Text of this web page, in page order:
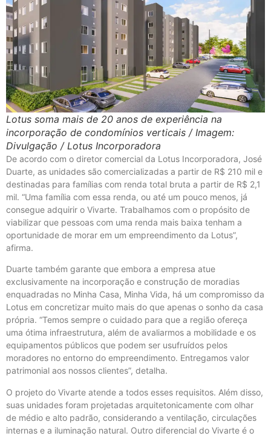
Lotus soma mais de 20 anos de experiência na
incorporação de condomínios verticais / Imagem:
Divulgação / Lotus Incorporadora
De acordo com o diretor comercial da Lotus Incorporadora, José
Duarte, as unidades são comercializadas a partir de R$ 210 mil e
destinadas para famílias com renda total bruta a partir de R$ 2,1
mil. “Uma família com essa renda, ou até um pouco menos, já
consegue adquirir o Vivarte. Trabalhamos com o propósito de
viabilizar que pessoas com uma renda mais baixa tenham a
oportunidade de morar em um empreendimento da Lotus”,
afirma.
Duarte também garante que embora a empresa atue
exclusivamente na incorporação e construção de moradias
enquadradas no Minha Casa, Minha Vida, há um compromisso da
Lotus em concretizar muito mais do que apenas o sonho da casa
própria. “Temos sempre o cuidado para que a região ofereça
uma ótima infraestrutura, além de avaliarmos a mobilidade e os
equipamentos públicos que podem ser usufruídos pelos
moradores no entorno do empreendimento. Entregamos valor
patrimonial aos nossos clientes”, detalha.
O projeto do Vivarte atende a todos esses requisitos. Além disso,
suas unidades foram projetadas arquitetonicamente com olhar
de médio e alto padrão, considerando a ventilação, circulações
internas e a iluminação natural. Outro diferencial do Vivarte é o